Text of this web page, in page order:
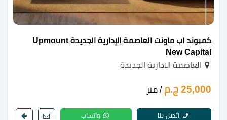
كمبوند اب ماونت العاصمة الإدارية الجديدة Upmount
New Capital
العاصمة الادارية الجديدة
25,000 ج.م / متر
اتصل بنا واتساب